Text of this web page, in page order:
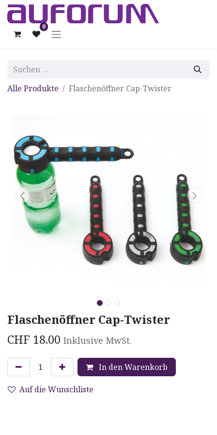
0
Alle Produkte Flaschenöffner Cap-Twister
Flaschenöffner Cap-Twister
CHF 18.00 Inklusive MwSt.
In den Warenkorb
Auf die Wunschliste